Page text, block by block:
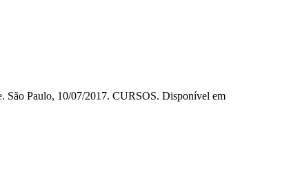
São Paulo, 10/07/2017. CURSOS. Disponível em